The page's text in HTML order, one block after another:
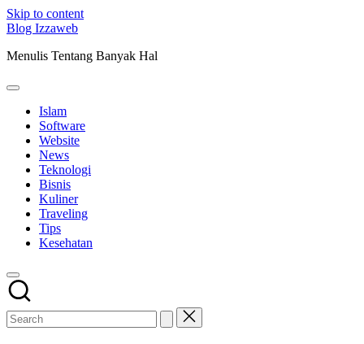
Skip to content
Blog Izzaweb
Menulis Tentang Banyak Hal
Islam
Software
Website
News
Teknologi
Bisnis
Kuliner
Traveling
Tips
Kesehatan